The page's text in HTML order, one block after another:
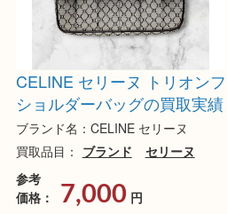
CELINE セリーヌ トリオンフ
ショルダーバッグの買取実績
ブランド名：CELINE セリーヌ
買取品目： ブランド
セリーヌ
参考
価格：
7,000 円